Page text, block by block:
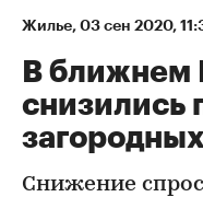
Жилье⁠, 03 сен 2020,
В ближнем
снизились
Снижение